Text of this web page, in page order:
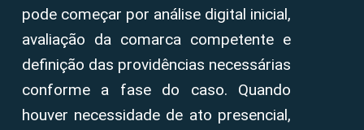
pode começar por análise digital inicial,
avaliação da comarca competente e
definição das providências necessárias
conforme a fase do caso. Quando
houver necessidade de ato presencial,